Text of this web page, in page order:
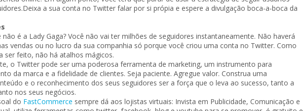
a sua conta no Twitter falar por si própia e espere a divulgação boca-a-boca da
é a Lady Gaga? Você não vai ter milhões de seguidores instantaneamente. Não haverá
vendas ou no lucro da sua companhia só porque você criou uma conta no Twitter. Como
ser feito, não há atalhos mágicos.
o Twitter pode ser uma poderosa ferramenta de marketing, um instrumento para
da marca e a fidelidade de clientes. Seja paciente. Agregue valor. Construa uma
e o reconhecimento dos seus seguidores ser a força que o leva ao sucesso, tanto a
nos seus negócios.
do FastCommerce sempre dá aos lojistas virtuais: Invista em Publicidade, Comunicação e